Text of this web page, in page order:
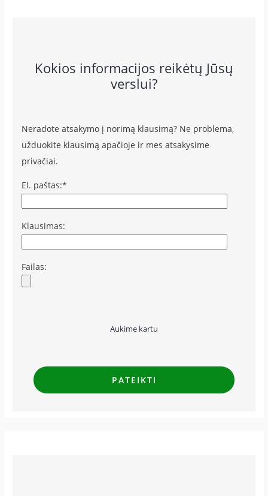
Kokios informacijos reikėtų Jūsų
verslui?
Neradote atsakymo į norimą klausimą? Ne problema,
užduokite klausimą apačioje ir mes atsakysime
privačiai.
El. paštas:*
Klausimas:
Failas:
Aukime kartu